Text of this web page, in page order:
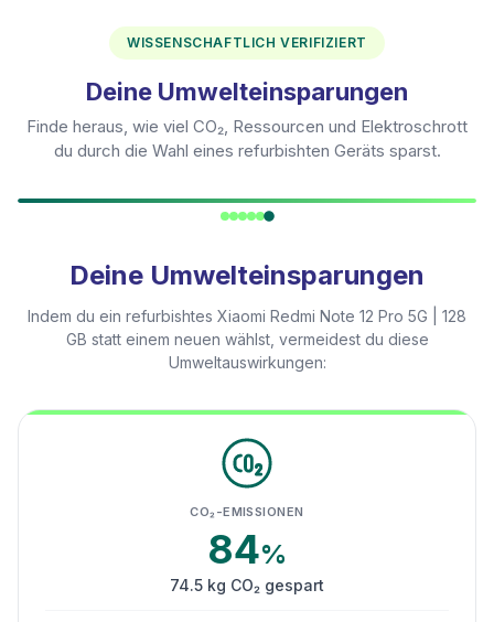
WISSENSCHAFTLICH VERIFIZIERT
Deine Umwelteinsparungen
Finde heraus, wie viel CO₂, Ressourcen und Elektroschrott
du durch die Wahl eines refurbishten Geräts sparst.
Deine Umwelteinsparungen
Indem du ein refurbishtes Xiaomi Redmi Note 12 Pro 5G | 128
GB statt einem neuen wählst, vermeidest du diese
Umweltauswirkungen:
CO₂-EMISSIONEN
84%
74.5 kg CO₂ gespart